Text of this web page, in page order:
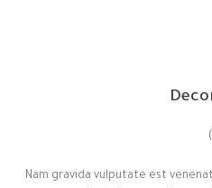
Nam gravida vulputate est